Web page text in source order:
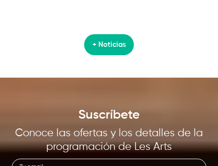
+ Noticias
Suscríbete
Conoce las ofertas y los detalles de la
programación de Les Arts